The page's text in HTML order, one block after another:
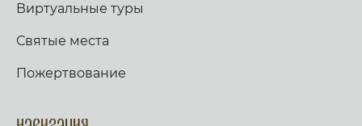
Виртуальные туры
Святые места
Пожертвование